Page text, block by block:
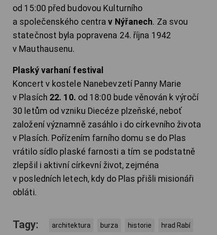
od 15:00 před budovou Kulturního
a společenského centrav Nýřanech. Za svou
statečnost byla popravena 24. října 1942
v Mauthausenu.
Plaský varhaní festival
Koncert v kostele Nanebevzetí Panny Marie
v Plasích 22. 10. od 18:00 bude věnován k výročí
30 letům od vzniku Diecéze plzeňské, neboť
založení významně zasáhlo i do církevního života
v Plasích. Pořízením farního domu se do Plas
vrátilo sídlo plaské farnosti a tím se podstatně
zlepšil i aktivní církevní život, zejména
v posledních letech, kdy do Plas přišli misionáři
obláti.
Tagy: architektura burza historie hrad Rabí